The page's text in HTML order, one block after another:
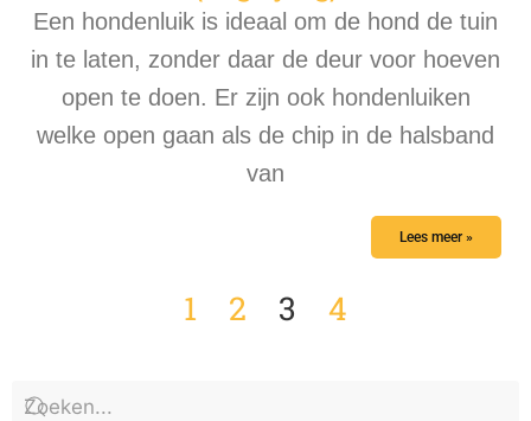
Een hondenluik is ideaal om de hond de tuin
in te laten, zonder daar de deur voor hoeven
open te doen. Er zijn ook hondenluiken
welke open gaan als de chip in de halsband
van
Lees meer »
1 2 3 4